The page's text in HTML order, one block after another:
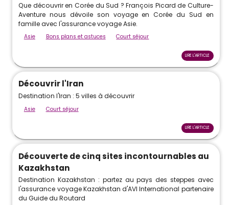
Que découvrir en Corée du Sud ? François Picard de Culture-
Aventure nous dévoile son voyage en Corée du Sud en
famille avec l'assurance voyage Asie.
Asie Bons plans et astuces Court séjour
LIRE L'ARTICLE
Découvrir l'Iran
Destination l'Iran : 5 villes à découvrir
Asie Court séjour
LIRE L'ARTICLE
Découverte de cinq sites incontournables au
Kazakhstan
Destination Kazakhstan : partez au pays des steppes avec
l'assurance voyage Kazakhstan d'AVI International partenaire
du Guide du Routard